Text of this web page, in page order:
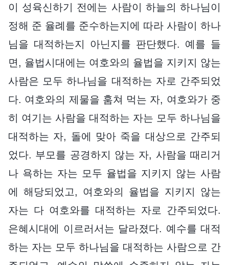
이 성육신하기 전에는 사람이 하늘의 하나님이
정해 준 율례를 준수하는지에 따라 사람이 하나
님을 대적하는지 아닌지를 판단했다. 예를 들
면, 율법시대에는 여호와의 율법을 지키지 않는
사람은 모두 하나님을 대적하는 자로 간주되었
다. 여호와의 제물을 훔쳐 먹는 자, 여호와가 중
히 여기는 사람을 대적하는 자는 모두 하나님을
대적하는 자, 돌에 맞아 죽을 대상으로 간주되
었다. 부모를 공경하지 않는 자, 사람을 때리거
나 욕하는 자는 모두 율법을 지키지 않는 사람
에 해당되었고, 여호와의 율법을 지키지 않는
자는 다 여호와를 대적하는 자로 간주되었다.
은혜시대에 이르러서는 달라졌다. 예수를 대적
하는 자는 모두 하나님을 대적하는 사람으로 간